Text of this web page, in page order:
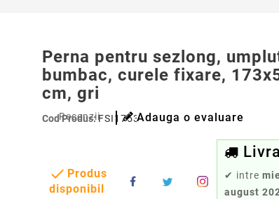
Perna pentru sezlong,
bumbac, curele fixare,
cm, gri
Cod Produs:FSI17533
Recenzii Adauga o evaluare
 Produs
disponibil
✔ intre
august